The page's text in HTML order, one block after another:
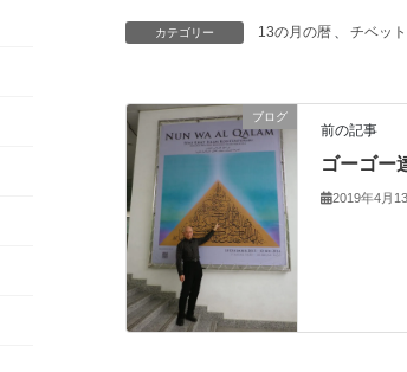
カテゴリー 13の月の暦 、 チベット
ブログ
前の記事
ゴーゴー
2019年4月